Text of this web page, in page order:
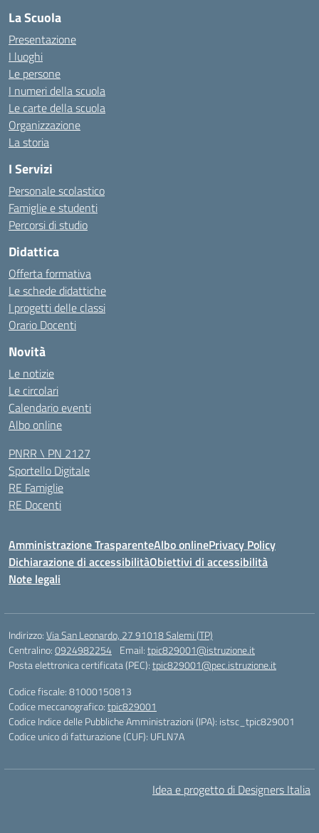
La Scuola
Presentazione
I luoghi
Le persone
I numeri della scuola
Le carte della scuola
Organizzazione
La storia
I Servizi
Personale scolastico
Famiglie e studenti
Percorsi di studio
Didattica
Offerta formativa
Le schede didattiche
I progetti delle classi
Orario Docenti
Novità
Le notizie
Le circolari
Calendario eventi
Albo online
PNRR \ PN 2127
Sportello Digitale
RE Famiglie
RE Docenti
Amministrazione TrasparenteAlbo onlinePrivacy Policy
Dichiarazione di accessibilitàObiettivi di accessibilità
Note legali
Indirizzo:Via San Leonardo, 27 91018 Salemi (TP)
Centralino:0924982254 Email:tpic829001@istruzione.it
Posta elettronica certificata (PEC):tpic829001@pec.istruzione.it
Codice fiscale: 81000150813
Codice meccanografico:tpic829001
Codice Indice delle Pubbliche Amministrazioni (IPA): istsc_tpic829001
Codice unico di fatturazione (CUF): UFLN7A
Idea e progetto di Designers Italia